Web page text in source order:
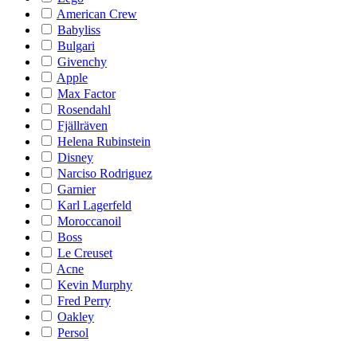
American Crew
Babyliss
Bulgari
Givenchy
Apple
Max Factor
Rosendahl
Fjällräven
Helena Rubinstein
Disney
Narciso Rodriguez
Garnier
Karl Lagerfeld
Moroccanoil
Boss
Le Creuset
Acne
Kevin Murphy
Fred Perry
Oakley
Persol